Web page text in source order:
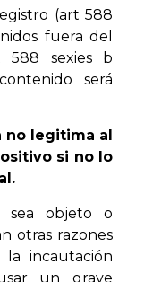
(art 588
fuera del
588 sexies b
será
no legitima al
si no lo
sea objeto o
otras razones
incautación
un grave